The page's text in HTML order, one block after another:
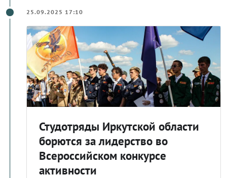
25.09.2025 17:10
Студотряды Иркутской области
борются за лидерство во
Всероссийском конкурсе
активности